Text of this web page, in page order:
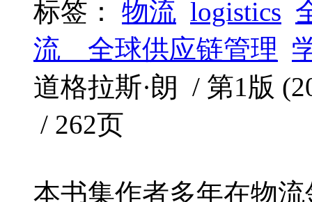
标签： 物流 logistics
流 全球供应链管理
道格拉斯·朗 / 第1版
/ 262页
本书集作者多年在物